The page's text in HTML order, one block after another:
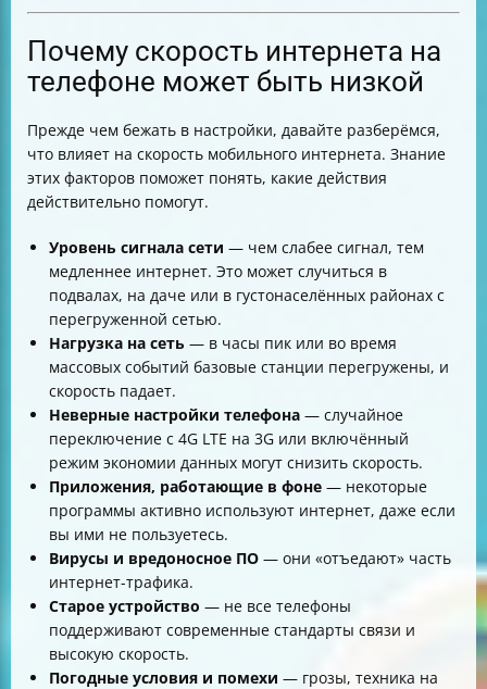
Что делать, если скорость интернета не улучшилась
интернета на телефоне
Итог
Почему скорость интернета на
телефоне может быть низкой
Прежде чем бежать в настройки, давайте разберёмся,
что влияет на скорость мобильного интернета. Знание
этих факторов поможет понять, какие действия
действительно помогут.
Уровень сигнала сети — чем слабее сигнал, тем
медленнее интернет. Это может случиться в
подвалах, на даче или в густонаселённых районах с
перегруженной сетью.
Нагрузка на сеть — в часы пик или во время
массовых событий базовые станции перегружены, и
скорость падает.
Неверные настройки телефона — случайное
переключение с 4G LTE на 3G или включённый
режим экономии данных могут снизить скорость.
Приложения, работающие в фоне — некоторые
программы активно используют интернет, даже если
вы ими не пользуетесь.
Вирусы и вредоносное ПО — они «отъедают» часть
интернет-трафика.
Старое устройство — не все телефоны
поддерживают современные стандарты связи и
высокую скорость.
Погодные условия и помехи — грозы, техника на